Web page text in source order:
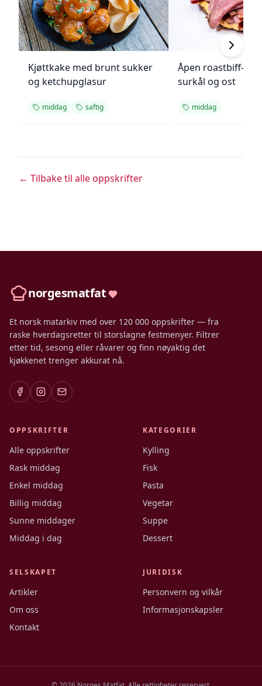
Kjøttkake med brunt sukker
og ketchupglasur
middag saftig
Åpen roastbiff-
surkål og ost
middag
← Tilbake til alle oppskrifter
norgesmatfat
Et norsk matarkiv med over 120 000 oppskrifter — fra
raske hverdagsretter til storslagne festmenyer. Filtrer
etter tid, sesong eller råvarer og finn nøyaktig det
kjøkkenet trenger akkurat nå.
OPPSKRIFTER
Alle oppskrifter
Rask middag
Enkel middag
Billig middag
Sunne middager
Middag i dag
KATEGORIER
Kylling
Fisk
Pasta
Vegetar
Suppe
Dessert
SELSKAPET
Artikler
Om oss
Kontakt
JURIDISK
Personvern og vilkår
Informasjonskapsler